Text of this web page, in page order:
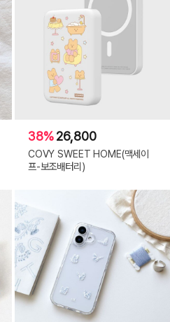
38%26,800
COVY SWEET HOME(맥세이
프-보조배터리)